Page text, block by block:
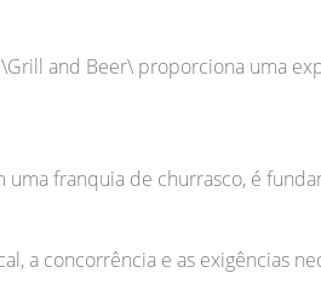
and Beer\ proporciona uma
franquia de churrasco, é
a concorrência e as exigências